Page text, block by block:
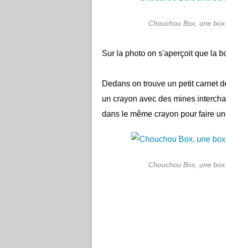
Chouchou Box, une
Sur la photo on s'aperçoit que la
Dedans on trouve un petit carnet
un crayon avec des mines
dans le même crayon pour faire
Chouchou Box, une